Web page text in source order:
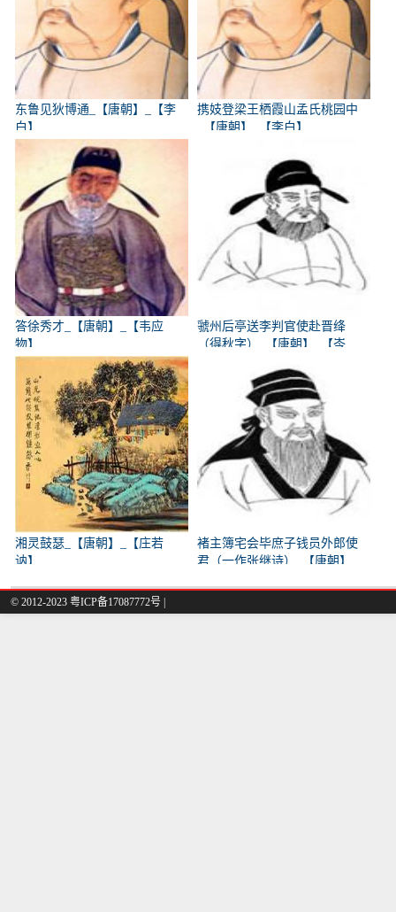
东鲁见狄博通_【唐朝】_【李
白】
携妓登梁王栖霞山孟氏桃园中
_【唐朝】_【李白】
答徐秀才_【唐朝】_【韦应
物】
虢州后亭送李判官使赴晋绛
（得秋字）_【唐朝】_【岑
湘灵鼓瑟_【唐朝】_【庄若
讷】
褚主簿宅会毕庶子钱员外郎使
君（一作张继诗）_【唐朝】
© 2012-2023 粤ICP备17087772号